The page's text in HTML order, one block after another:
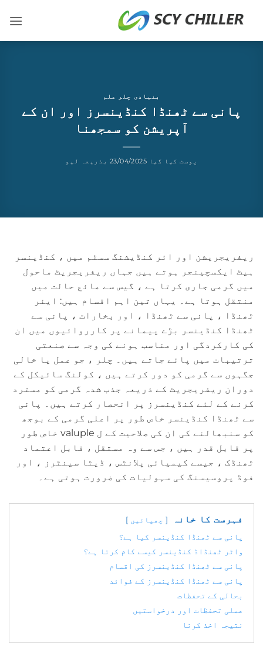
بنیادی چلر علم
پانی سے ٹھنڈا کنڈینسرز اور ان کے
آپریشن کو سمجھنا
پوسٹ کیا گیا 23/04/2025 بذریعہ لیو
ریفریجریشن اور ائر کنڈیشنگ سسٹم میں ، کنڈینسر
ہیٹ ایکسچینجر ہوتے ہیں جہاں ریفریجریٹ ماحول
میں گرمی جاری کرتا ہے ، گیس سے مائع حالت میں
منتقل ہوتا ہے۔ یہاں تین اہم اقسام ہیں: ایئر
ٹھنڈا ، پانی سے ٹھنڈا ، اور بخارات ، پانی سے
ٹھنڈا کنڈینسر بڑے پیمانے پر کارروائیوں میں ان
کی کارکردگی اور مناسب ہونے کی وجہ سے صنعتی
ترتیبات میں پائے جاتے ہیں۔ چلر ، جو عمل یا خالی
جگہوں سے گرمی کو دور کرتے ہیں ، کولنگ سائیکل کے
دوران ریفریجریٹ کے ذریعہ جذب شدہ گرمی کو مسترد
کرنے کے لئے کنڈینسرز پر انحصار کرتے ہیں۔ پانی
سے ٹھنڈا کنڈینسر خاص طور پر اعلی گرمی کے بوجھ
کو سنبھالنے کی ان کی صلاحیت کے ل valuple خاص طور
پر قابل قدر ہیں ، جس سے وہ مستقل ، قابل اعتماد
ٹھنڈک ، جیسے کیمیائی پلانٹس ، ڈیٹا سینٹرز ، اور
فوڈ پروسیسنگ کی سہولیات کی ضرورت ہوتی ہے۔
فہرست کا خانہ چھپائیں
پانی سے ٹھنڈا کنڈینسر کیا ہے؟
واٹر ٹھنڈاڈ کنڈینسر کیسے کام کرتا ہے؟
پانی سے ٹھنڈا کنڈینسرز کی اقسام
پانی سے ٹھنڈا کنڈینسرز کے فوائد
بحالی کے تحفظات
عملی تحفظات اور درخواستیں
نتیجہ اخذ کرنا